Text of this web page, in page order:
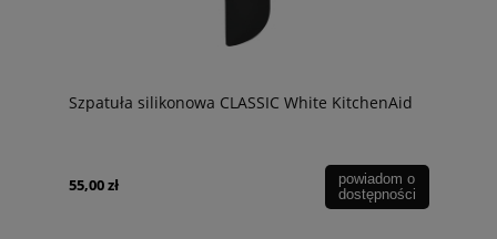
Szpatuła silikonowa CLASSIC White KitchenAid
55,00 zł
powiadom o
dostępności